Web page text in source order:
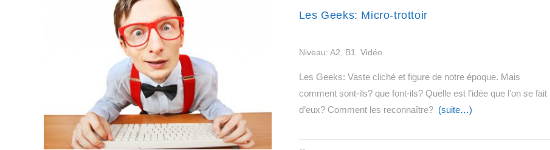
Les Geeks: Micro-trottoir
Niveau: A2, B1. Vidéo.
Les Geeks: Vaste cliché et figure de notre époque. Mais
comment sont-ils? que font-ils? Quelle est l’idée que l’on se fait
d’eux? Comment les reconnaître? (suite…)